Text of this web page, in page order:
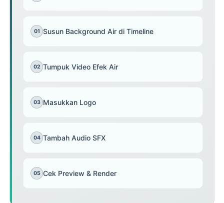
01 Susun Background Air di Timeline
02 Tumpuk Video Efek Air
03 Masukkan Logo
04 Tambah Audio SFX
05 Cek Preview & Render